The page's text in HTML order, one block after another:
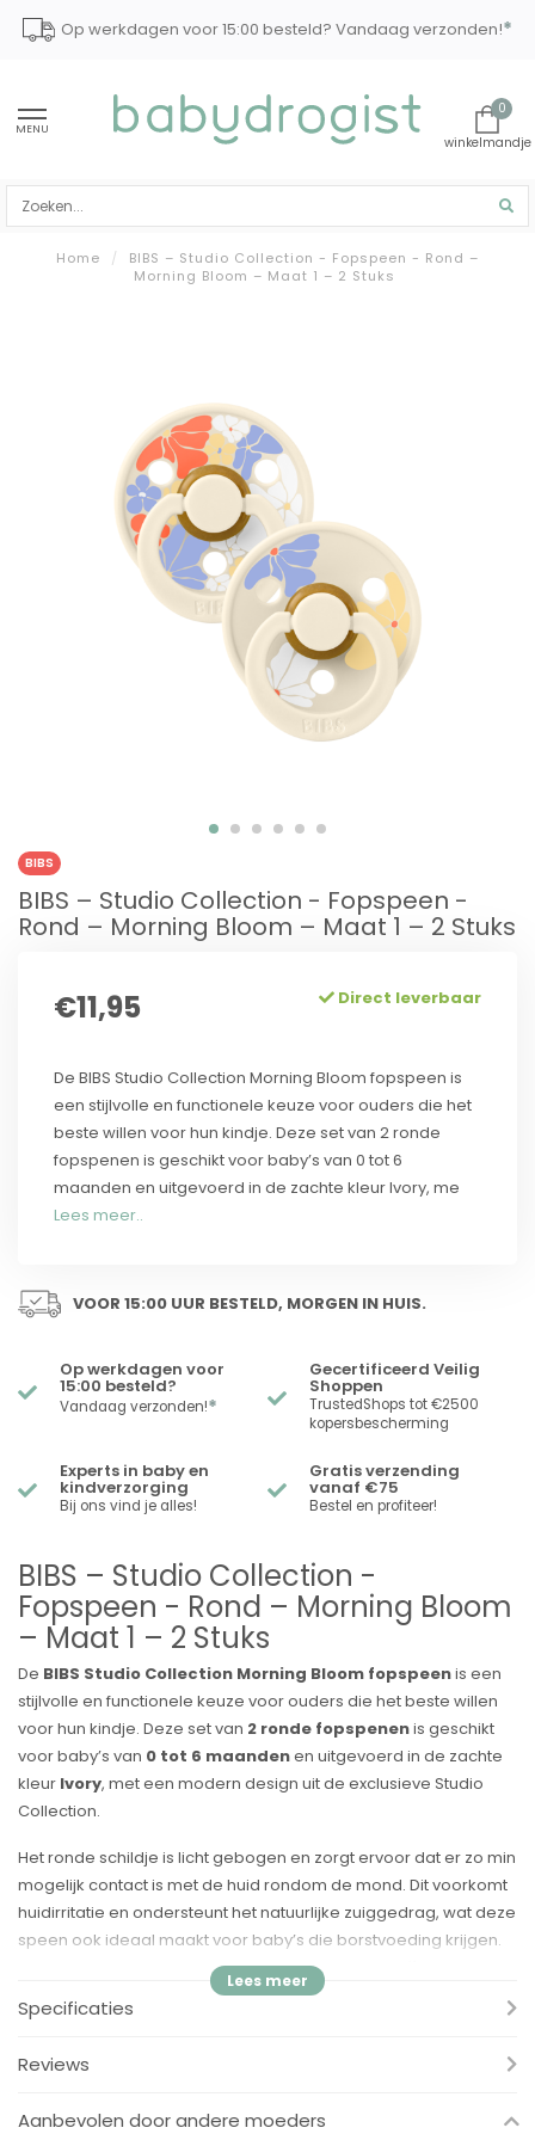
Op werkdagen voor 15:00 besteld? Vandaag verzonden!*
MENU
0
Home /
BIBS – Studio Collection - Fopspeen - Rond –
Morning Bloom – Maat 1 – 2 Stuks
BIBS
BIBS – Studio Collection - Fopspeen -
Rond – Morning Bloom – Maat 1 – 2 Stuks
€11,95 Direct leverbaar
De BIBS Studio Collection Morning Bloom fopspeen is
een stijlvolle en functionele keuze voor ouders die het
beste willen voor hun kindje. Deze set van 2 ronde
fopspenen is geschikt voor baby’s van 0 tot 6
maanden en uitgevoerd in de zachte kleur Ivory, me
Lees meer..
VOOR 15:00 UUR BESTELD, MORGEN IN HUIS.
Op werkdagen voor
15:00 besteld?
Vandaag verzonden!*
Gecertificeerd Veilig
Shoppen
TrustedShops tot €2500
kopersbescherming
Experts in baby en
kindverzorging
Bij ons vind je alles!
Gratis verzending
vanaf €75
Bestel en profiteer!
BIBS – Studio Collection -
Fopspeen - Rond – Morning Bloom
– Maat 1 – 2 Stuks
De BIBS Studio Collection Morning Bloom fopspeenis een
stijlvolle en functionele keuze voor ouders die het beste willen
voor hun kindje. Deze set van 2 ronde fopspenenis geschikt
voor baby’s van 0 tot 6 maandenen uitgevoerd in de zachte
kleur Ivory, met een modern design uit de exclusieve Studio
Collection.
Het ronde schildje is licht gebogen en zorgt ervoor dat er zo min
mogelijk contact is met de huid rondom de mond. Dit voorkomt
huidirritatie en ondersteunt het natuurlijke zuiggedrag, wat deze
speen ook ideaal maakt voor baby’s die borstvoeding krijgen.
Het speengedeelte is gemaakt van100% natuurlijk rubber
voelt zacht en comfortabel aan.
✓ Ronde speenvorm – ondersteunt het natuurlijke zuigreflex van
✓ Afbuigend licht schildje – voorkomt irritatie aan de huid rond
Specificaties
Reviews
Aanbevolen door andere moeders